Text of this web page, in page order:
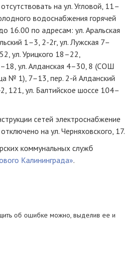
на ул. Угловой, 11–
водоснабжения горячей
16.00 по адресам: ул. Аральская
1–3, 2-2г, ул. Лужская 7–
ул. Урицкого 18–22,
ул. Алданская 4–30, 8 (СОШ
№ 1), 7–13, пер. 2-й Алданский
121, ул. Балтийское шоссе 104–
сетей электроснабжение
на ул. Черняховского, 17.
коммунальных служб
Калининграда».
об ошибке можно, выделив ее и